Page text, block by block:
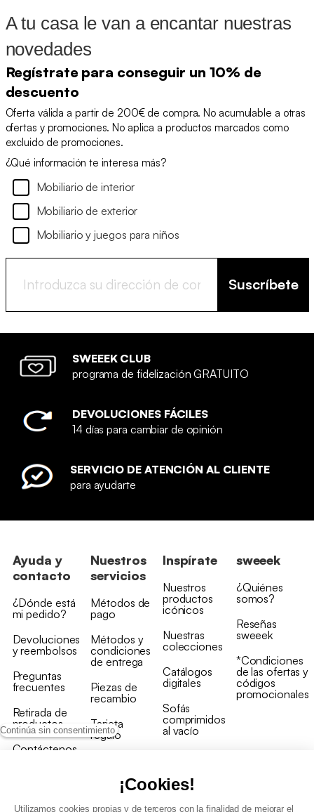
Continúa sin consentimiento
¡Cookies!
Utilizamos cookies propias y de terceros con la finalidad de mejorar el
A tu casa le van a encantar nuestras
novedades
Regístrate para conseguir un 10% de
descuento
Oferta válida a partir de 200€ de compra. No acumulable a otras
ofertas y promociones. No aplica a productos marcados como
excluido de promociones.
¿Qué información te interesa más?
Mobiliario de interior
Mobiliario de exterior
Mobiliario y juegos para niños
Suscríbete
SWEEEK CLUB
programa de fidelización GRATUITO
DEVOLUCIONES FÁCILES
14 días para cambiar de opinión
SERVICIO DE ATENCIÓN AL CLIENTE
para ayudarte
Ayuda y
contacto
¿Dónde está
mi pedido?
Devoluciones
y reembolsos
Preguntas
frecuentes
Retirada de
productos
Contáctenos
Nuestros
servicios
Métodos de
pago
Métodos y
condiciones
de entrega
Piezas de
recambio
Tarjeta
regalo
Inspírate
Nuestros
productos
icónicos
Nuestras
colecciones
Catálogos
digitales
Sofás
comprimidos
al vacío
sweeek
¿Quiénes
somos?
Reseñas
sweeek
*Condiciones
de las ofertas y
códigos
promocionales